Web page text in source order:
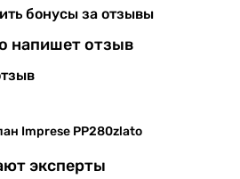
бонусы за отзывы
напишет отзыв
Imprese PP280zlato
эксперты